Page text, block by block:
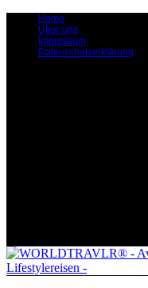
Home
Über uns
Impressum
Datenschutzerklärung